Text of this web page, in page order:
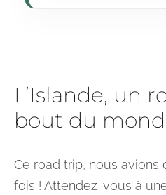
L’Islande, un
bout du
Ce road trip, nous avions
fois ! Attendez-vous à